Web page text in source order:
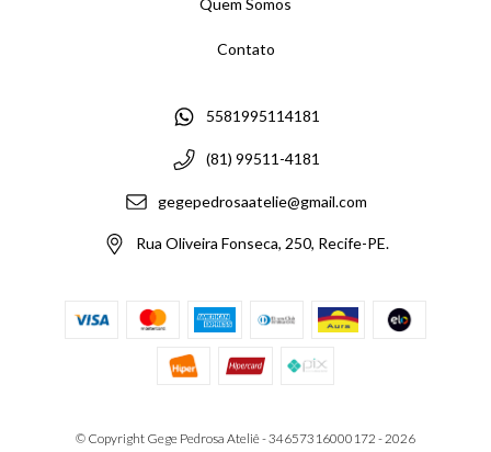
Quem Somos
Contato
5581995114181
(81) 99511-4181
gegepedrosaatelie@gmail.com
Rua Oliveira Fonseca, 250, Recife-PE.
© Copyright Gege Pedrosa Ateliê - 34657316000172 - 2026